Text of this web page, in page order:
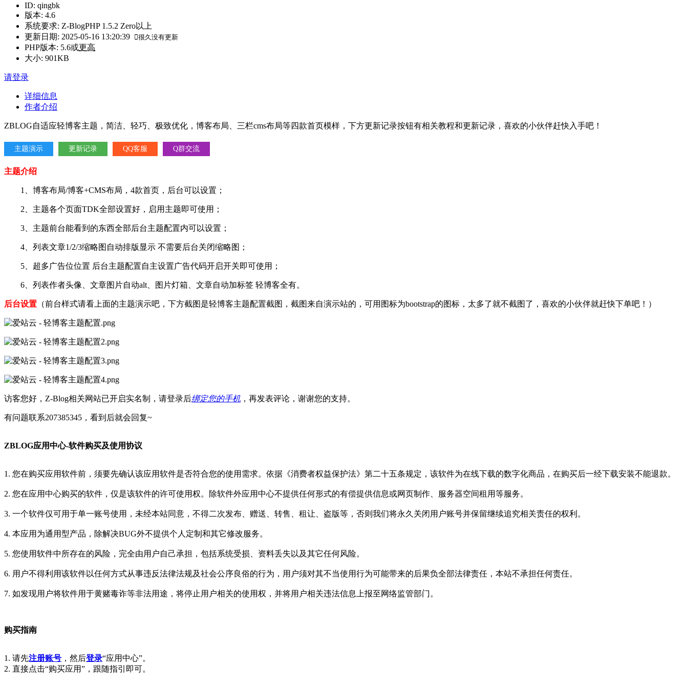
ID: qingbk
版本: 4.6
系统要求: Z-BlogPHP 1.5.2 Zero以上
更新日期: 2025-05-16 13:20:39 很久没有更新
PHP版本: 5.6或更高
大小: 901KB
请登录
详细信息
作者介绍
ZBLOG自适应轻博客主题，简洁、轻巧、极致优化，博客布局、三栏cms布局等四款首页模样，下方更新记录按钮有相关教程和更新记录，喜欢的小伙伴赶快入手吧！
主题演示 更新记录 QQ客服 Q群交流
主题介绍
1、博客布局/博客+CMS布局，4款首页，后台可以设置；
2、主题各个页面TDK全部设置好，启用主题即可使用；
3、主题前台能看到的东西全部后台主题配置内可以设置；
4、列表文章1/2/3缩略图自动排版显示 不需要后台关闭缩略图；
5、超多广告位位置 后台主题配置自主设置广告代码开启开关即可使用；
6、列表作者头像、文章图片自动alt、图片灯箱、文章自动加标签 轻博客全有。
后台设置 （前台样式请看上面的主题演示吧，下方截图是轻博客主题配置截图，截图来自演示站的，可用图标为bootstrap的图标，太多了就不截图了，喜欢的小伙伴就赶快下单吧！）
访客您好，Z-Blog相关网站已开启实名制，请登录后绑定您的手机 ，再发表评论，谢谢您的支持。
有问题联系207385345，看到后就会回复~
ZBLOG应用中心-软件购买及使用协议
1. 您在购买应用软件前，须要先确认该应用软件是否符合您的使用需求。依据《消费者权益保护法》第二十五条规定，该软件为在线下载的数字化商品，在购买后一经下载安装不能退款。
2. 您在应用中心购买的软件，仅是该软件的许可使用权。除软件外应用中心不提供任何形式的有偿提供信息或网页制作、服务器空间租用等服务。
3. 一个软件仅可用于单一账号使用，未经本站同意，不得二次发布、赠送、转售、租让、盗版等，否则我们将永久关闭用户账号并保留继续追究相关责任的权利。
4. 本应用为通用型产品，除解决BUG外不提供个人定制和其它修改服务。
5. 您使用软件中所存在的风险，完全由用户自己承担，包括系统受损、资料丢失以及其它任何风险。
6. 用户不得利用该软件以任何方式从事违反法律法规及社会公序良俗的行为，用户须对其不当使用行为可能带来的后果负全部法律责任，本站不承担任何责任。
7. 如发现用户将软件用于黄赌毒诈等非法用途，将停止用户相关的使用权，并将用户相关违法信息上报至网络监管部门。
购买指南
1. 请先注册账号 ，然后登录“应用中心”。
2. 直接点击“购买应用”，跟随指引即可。